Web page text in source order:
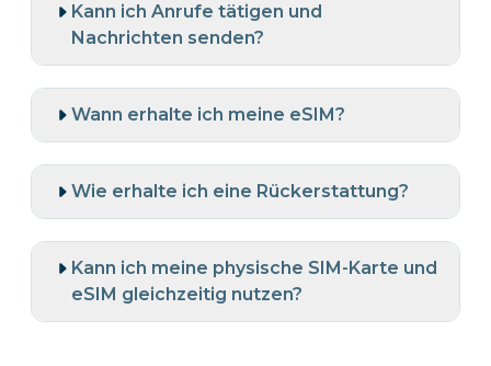
Kann ich Anrufe tätigen und
Nachrichten senden?
Wann erhalte ich meine eSIM?
Wie erhalte ich eine Rückerstattung?
Kann ich meine physische SIM-Karte und
eSIM gleichzeitig nutzen?